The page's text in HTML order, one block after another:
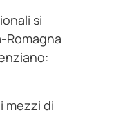
si
Romagna
mezzi di